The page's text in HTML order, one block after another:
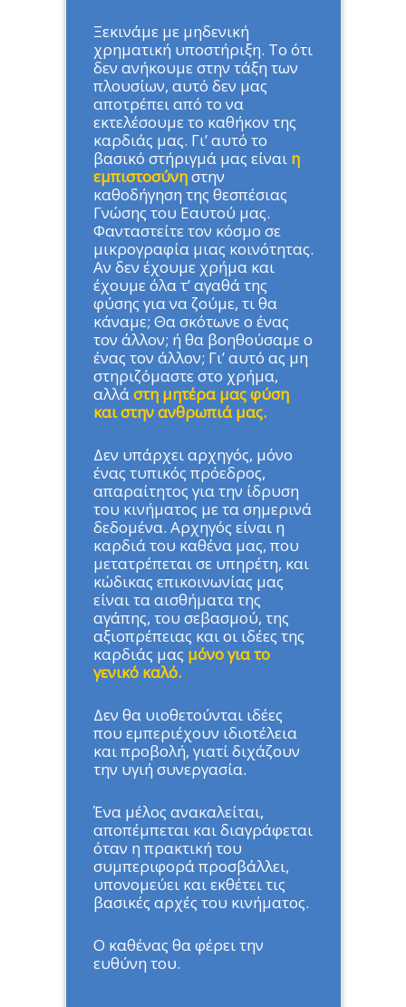
Ξεκινάμε με μηδενική
χρηματική υποστήριξη. Το ότι
δεν ανήκουμε στην τάξη των
πλουσίων, αυτό δεν μας
αποτρέπει από το να
εκτελέσουμε το καθήκον της
καρδιάς μας. Γι’ αυτό το
βασικό στήριγμά μας είναι η
εμπιστοσύνηστην
καθοδήγηση της θεσπέσιας
Γνώσης του Εαυτού μας.
Φανταστείτε τον κόσμο σε
μικρογραφία μιας κοινότητας.
Αν δεν έχουμε χρήμα και
έχουμε όλα τ’ αγαθά της
φύσης για να ζούμε, τι θα
κάναμε; Θα σκότωνε ο ένας
τον άλλον; ή θα βοηθούσαμε ο
ένας τον άλλον; Γι’ αυτό ας μη
στηριζόμαστε στο χρήμα,
αλλάστη μητέρα μας φύση
και στην ανθρωπιά μας.
Δεν υπάρχει αρχηγός, μόνο
ένας τυπικός πρόεδρος,
απαραίτητος για την ίδρυση
του κινήματος με τα σημερινά
δεδομένα. Αρχηγός είναι η
καρδιά του καθένα μας, που
μετατρέπεται σε υπηρέτη, και
κώδικας επικοινωνίας μας
είναι τα αισθήματα της
αγάπης, του σεβασμού, της
αξιοπρέπειας και οι ιδέες της
καρδιάς μας μόνο για το
γενικό καλό.
Δεν θα υιοθετούνται ιδέες
που εμπεριέχουν ιδιοτέλεια
και προβολή, γιατί διχάζουν
την υγιή συνεργασία.
Ένα μέλος ανακαλείται,
αποπέμπεται και διαγράφεται
όταν η πρακτική του
συμπεριφορά προσβάλλει,
υπονομεύει και εκθέτει τις
βασικές αρχές του κινήματος.
Ο καθένας θα φέρει την
ευθύνη του.